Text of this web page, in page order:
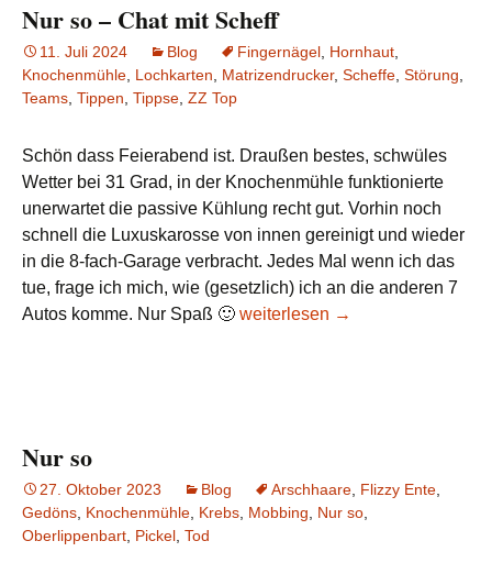
Nur so – Chat mit Scheff
11. Juli 2024 Blog Fingernägel Hornhaut
Knochenmühle Lochkarten Matrizendrucker, Scheffe Störung
Teams Tippen Tippse ZZ Top
Schön dass Feierabend ist. Draußen bestes, schwüles
Wetter bei 31 Grad, in der Knochenmühle funktionierte
unerwartet die passive Kühlung recht gut. Vorhin noch
schnell die Luxuskarosse von innen gereinigt und wieder
in die 8-fach-Garage verbracht. Jedes Mal wenn ich das
tue, frage ich mich, wie (gesetzlich) ich an die anderen 7
Autos komme. Nur Spaß 🙂 Nur so – Chat mit Scheff
weiterlesen →
Nur so
27. Oktober 2023 Blog Arschhaare Flizzy Ente
Gedöns Knochenmühle Krebs Mobbing Nur so
Oberlippenbart Pickel Tod